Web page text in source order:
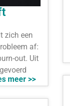
zich een
af:
out. Uit
meer >>